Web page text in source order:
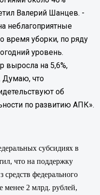
Валерий Шанцев. -
неблагоприятные
время уборки, по ряду
уровень.
выросла на 5,6%,
Думаю, что
об
по развитию АПК».
субсидиях в
что на поддержку
федерального
менее 2 млрд. рублей,